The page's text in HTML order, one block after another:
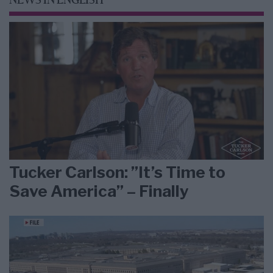
Tucker Carlson: ”It’s Time to
Save America” – Finally